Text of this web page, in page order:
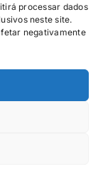
processar dados
neste site.
negativamente
| SAC